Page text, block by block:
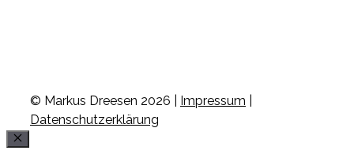
© Markus Dreesen 2026 | Impressum
Datenschutzerklärung
Schließen